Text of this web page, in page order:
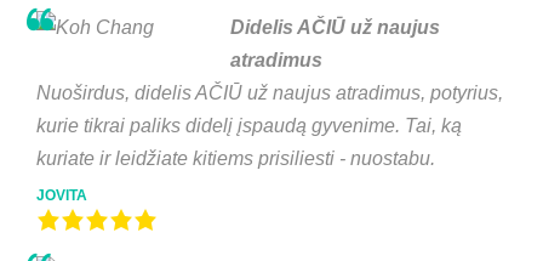
Didelis AČIŪ už naujus
atradimus
Nuoširdus, didelis AČIŪ už naujus atradimus, potyrius,
kurie tikrai paliks didelį įspaudą gyvenime. Tai, ką
kuriate ir leidžiate kitiems prisiliesti - nuostabu.
JOVITA